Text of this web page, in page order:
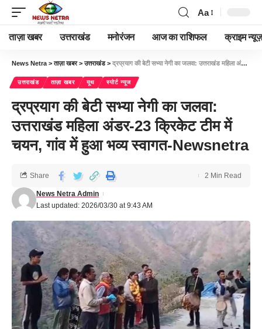
Aa
ताज़ा खबर उत्तराखंड मनोरंजन आज का राशिफल क्राइम न्यूज़
News Netra >ताज़ा खबर>उत्तराखंड> द्रप्रयाग की बेटी सभ्या नेगी का जलवा: उत्तराखंड महिला अंडर-23 क्रिकेट टीम में चयन, गांव में हुआ भव्य स्वागत-Newsnetra
उत्तराखंड ताज़ा खबर यूथ स्पोर्ट न्यूज
द्रप्रयाग की बेटी सभ्या नेगी का जलवा:
उत्तराखंड महिला अंडर-23 क्रिकेट टीम में
चयन, गांव में हुआ भव्य स्वागत-Newsnetra
Last updated: 2026/03/30 at 9:43 AM
News Netra Admin
Share 2 Min Read